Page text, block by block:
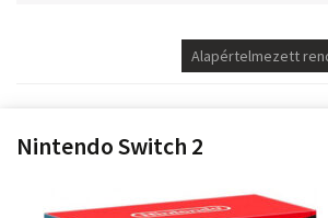
Nintendo Switch 2